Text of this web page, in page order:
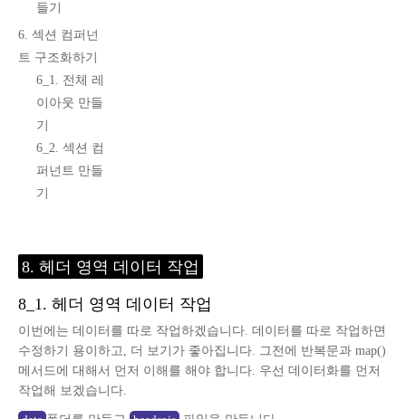
들기
6. 섹션 컴퍼넌
트 구조화하기
6_1. 전체 레
이아웃 만들
기
6_2. 섹션 컴
퍼넌트 만들
기
8. 헤더 영역 데이터 작업
8_1. 헤더 영역 데이터 작업
이번에는 데이터를 따로 작업하겠습니다. 데이터를 따로 작업하면
수정하기 용이하고, 더 보기가 좋아집니다. 그전에 반복문과 map()
메서드에 대해서 먼저 이해를 해야 합니다. 우선 데이터화를 먼저
작업해 보겠습니다.